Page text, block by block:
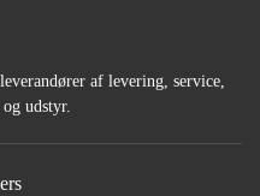
af levering, service,
udstyr.